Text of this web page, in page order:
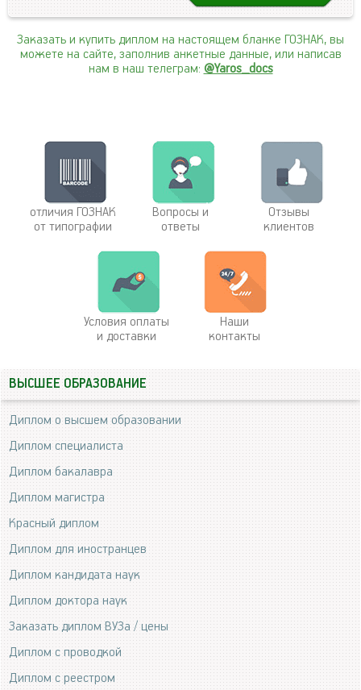
Заказать и купить диплом на настоящем бланке ГОЗНАК, вы
можете на сайте, заполнив анкетные данные, или написав
нам в наш телеграм: @Yaros_docs
отличия ГОЗНАК
от типографии
Вопросы и
ответы
Отзывы
клиентов
Условия оплаты
и доставки
Наши
контакты
ВЫСШЕЕ ОБРАЗОВАНИЕ
Диплом о высшем образовании
Диплом специалиста
Диплом бакалавра
Диплом магистра
Красный диплом
Диплом для иностранцев
Диплом кандидата наук
Диплом доктора наук
Заказать диплом ВУЗа / цены
Диплом с проводкой
Диплом с реестром